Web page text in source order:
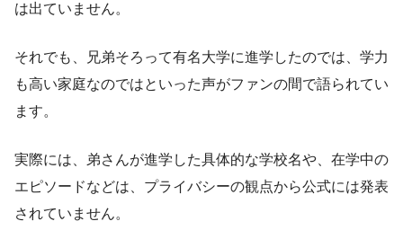
は出ていません。
それでも、兄弟そろって有名大学に進学したのでは、学力
も高い家庭なのではといった声がファンの間で語られてい
ます。
実際には、弟さんが進学した具体的な学校名や、在学中の
エピソードなどは、プライバシーの観点から公式には発表
されていません。